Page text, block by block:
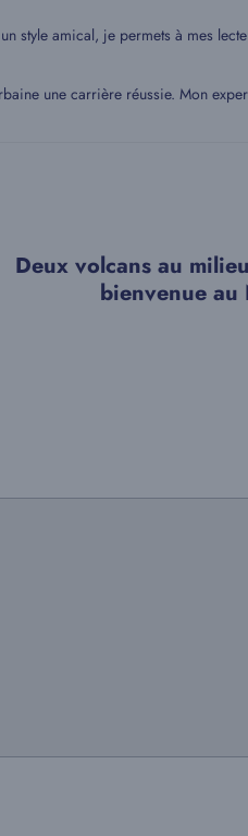
style amical, je permets à mes
une carrière réussie. Mon
Deux volcans au
bienvenue au